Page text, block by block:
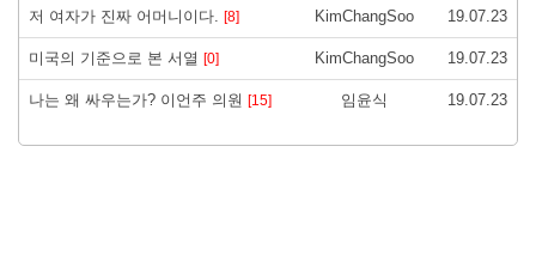
저 여자가 진짜 어머니이다. [8] KimChangSoo 19.07.23
미국의 기준으로 본 서열 [0] KimChangSoo 19.07.23
나는 왜 싸우는가? 이언주 의원 [15] 임윤식 19.07.23